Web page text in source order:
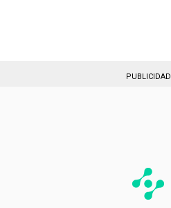
PUBLICIDAD